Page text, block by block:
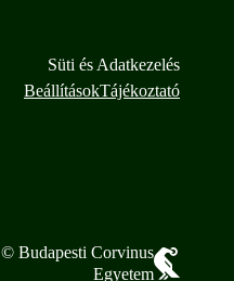
Süti és Adatkezelés
BeállításokTájékoztató
© Budapesti Corvinus
Egyetem